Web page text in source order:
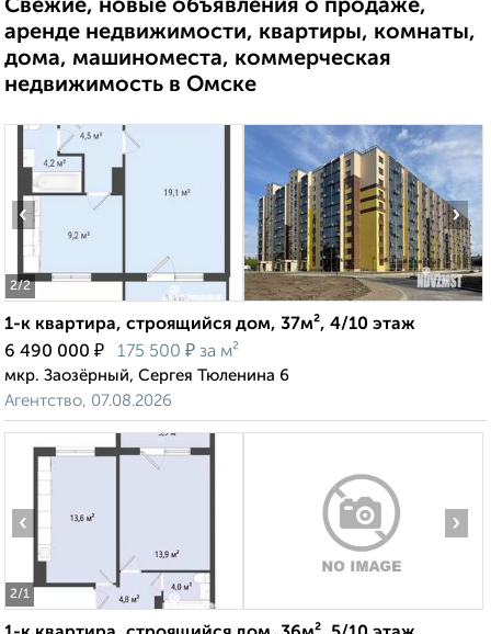
Свежие, новые объявления о продаже,
аренде недвижимости, квартиры, комнаты,
дома, машиноместа, коммерческая
недвижимость в Омске
2/2
‹ ›
1-к квартира, строящийся дом, 37м², 4/10 этаж
6 490 000 ₽ 175 500 ₽ за м²
мкр. Заозёрный, Сергея Тюленина 6
Агентство, 07.08.2026
2/1
‹ ›